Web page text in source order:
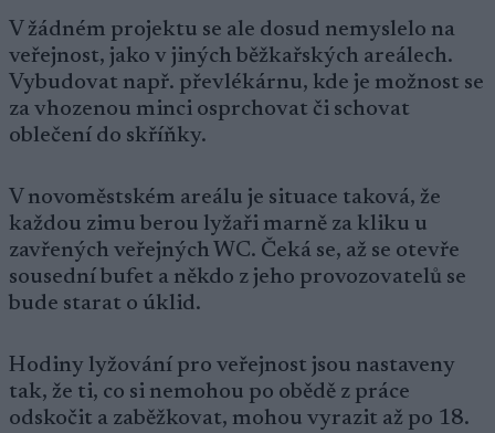
V žádném projektu se ale dosud nemyslelo na
veřejnost, jako v jiných běžkařských areálech.
Vybudovat např. převlékárnu, kde je možnost se
za vhozenou minci osprchovat či schovat
oblečení do skříňky.
V novoměstském areálu je situace taková, že
každou zimu berou lyžaři marně za kliku u
zavřených veřejných WC. Čeká se, až se otevře
sousední bufet a někdo z jeho provozovatelů se
bude starat o úklid.
Hodiny lyžování pro veřejnost jsou nastaveny
tak, že ti, co si nemohou po obědě z práce
odskočit a zaběžkovat, mohou vyrazit až po 18.